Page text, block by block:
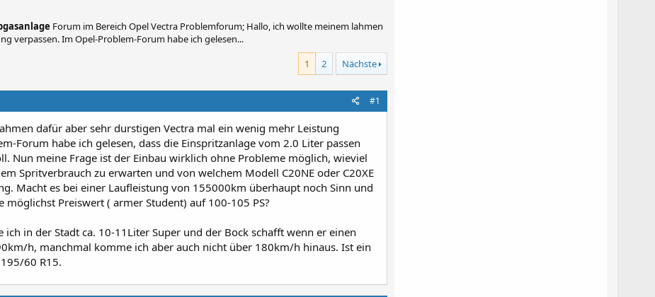
Forum im Bereich Opel Vectra Problemforum; Hallo, ich wollte meinem lahmen
verpassen. Im Opel-Problem-Forum habe ich gelesen...
1 2 Nächste
#1
dafür aber sehr durstigen Vectra mal ein wenig mehr Leistung
Forum habe ich gelesen, dass die Einspritzanlage vom 2.0 Liter passen
Nun meine Frage ist der Einbau wirklich ohne Probleme möglich, wieviel
Spritverbrauch zu erwarten und von welchem Modell C20NE oder C20XE
Macht es bei einer Laufleistung von 155000km überhaupt noch Sinn und
möglichst Preiswert ( armer Student) auf 100-105 PS?
ich in der Stadt ca. 10-11Liter Super und der Bock schafft wenn er einen
h, manchmal komme ich aber auch nicht über 180km/h hinaus. Ist ein
60 R15.